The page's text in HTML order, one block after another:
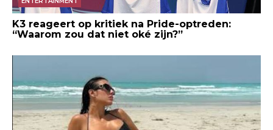
K3 reageert op kritiek na Pride-optreden:
“Waarom zou dat niet oké zijn?”